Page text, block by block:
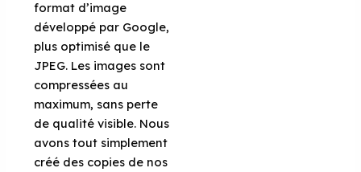
format d’image
développé par Google,
plus optimisé que le
JPEG. Les images sont
compressées au
maximum, sans perte
de qualité visible. Nous
avons tout simplement
créé des copies de nos